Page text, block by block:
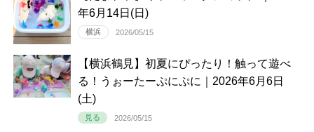
年6月14日(日)
横浜 2026/05/15
【横浜鶴見】初夏にぴったり！触って遊べ
る！うぉーたーぷにぷに｜2026年6月6日
(土)
見る 2026/05/15